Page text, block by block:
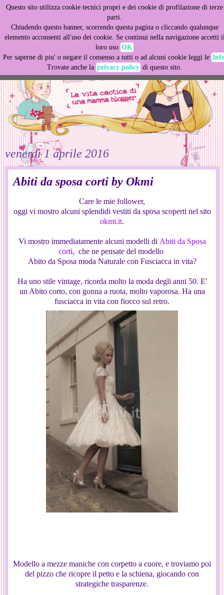
Questo sito utilizza cookie tecnici propri e dei cookie di profilazione di terze
parti.
Chiudendo questo banner, scorrendo questa pagina o cliccando qualunque
elemento acconsenti all'uso dei cookie. Se continui nella navigazione accetti
loro uso OK
Per saperne di piu' o negare il consenso a tutti o ad alcuni cookie leggi le
Trovate anche la privacy policy di questo sito.
venerdì 1 aprile 2016
Abiti da sposa corti by Okmi
Care le mie follower,
oggi vi mostro alcuni splendidi vestiti da sposa scoperti nel sito
okmi.it.
Vi mostro immediatamente alcuni modelli di Abiti da Sposa
corti, che ne pensate del modello
Abito da Sposa moda Naturale con Fusciacca in vita?
Ha uno stile vintage, ricorda molto la moda degli anni 50. E'
un Abito corto, con gonna a ruota, molto vaporosa. Ha una
fusciacca in vita con fiocco sul retro.
Modello a mezze maniche con corpetto a cuore, e troviamo poi
del pizzo che ricopre il petto e la schiena, giocando con
strategiche trasparenze.
This site uses cookies from Google to deliver its services
and to analyze traffic. Your IP address and user-agent are
shared with Google along with performance and security
metrics to ensure quality of service, generate usage
statistics, and to detect and address abuse.
LEARN MORE GOT IT